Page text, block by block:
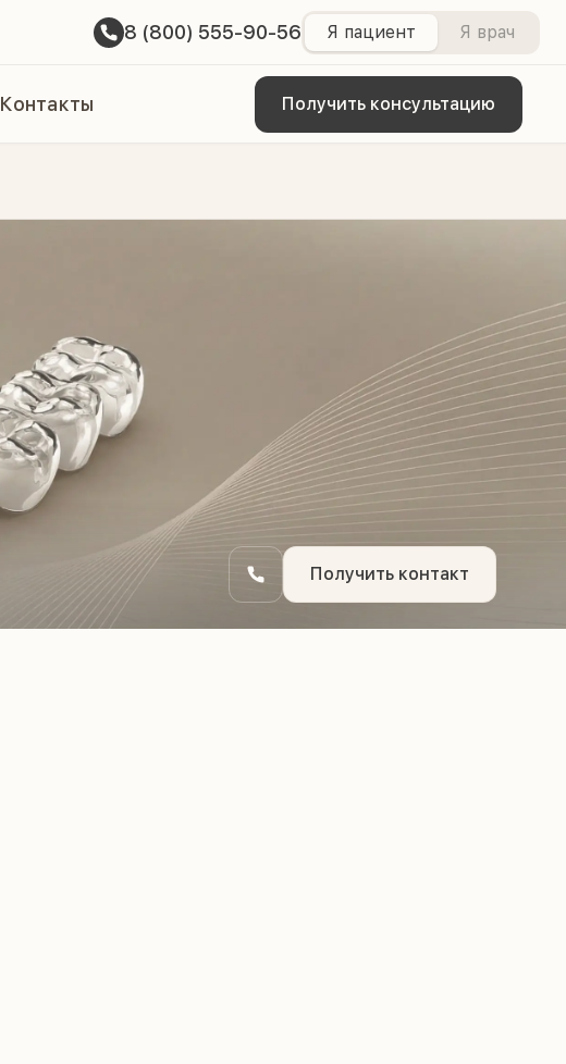
8 (800) 555-90-56 Я пациент Я врач
Контакты Получить консультацию
Получить контакт